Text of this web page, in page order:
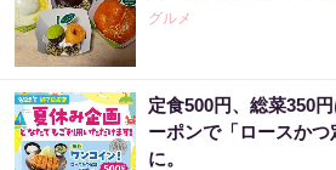
グルメ
定食500円、総菜350
ーポンで「ロースか
に。